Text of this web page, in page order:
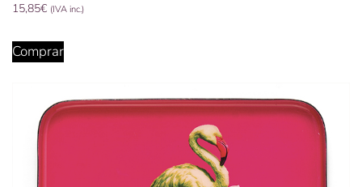
15,85€ (IVA inc.)
Comprar